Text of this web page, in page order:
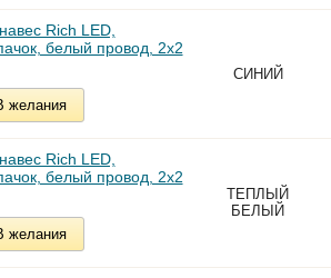
Rich LED,
белый провод, 2х2
желания
СИНИЙ
Rich LED,
белый провод, 2х2
желания
ТЕПЛЫЙ
БЕЛЫЙ